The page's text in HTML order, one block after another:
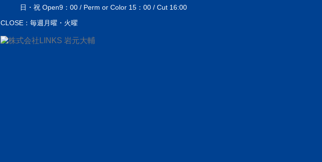
日・祝 Open9：00 / Perm or Color 15：00 / Cut 16:00
CLOSE：毎週月曜・火曜